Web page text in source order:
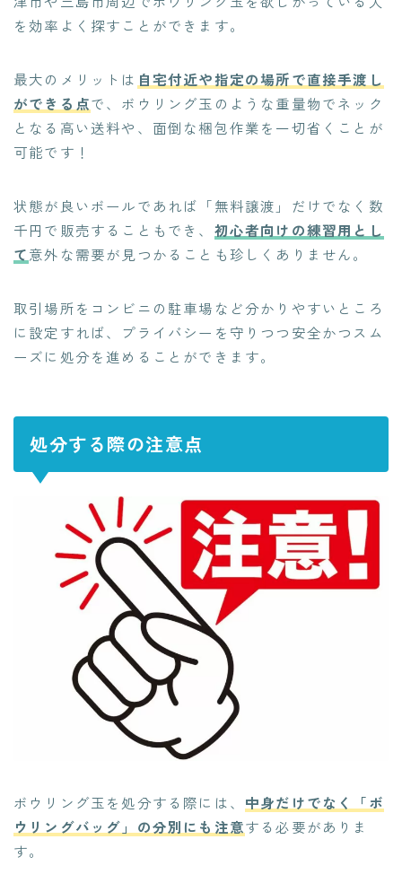
を効率よく探すことができます。
最大のメリットは 自宅付近や指定の場所で直接手渡し
ができる点で、ボウリング玉のような重量物でネック
となる高い送料や、面倒な梱包作業を一切省くことが
可能です！
状態が良いボールであれば「無料譲渡」だけでなく数
千円で販売することもでき、 初心者向けの練習用とし
て意外な需要が見つかることも珍しくありません。
取引場所をコンビニの駐車場など分かりやすいところ
に設定すれば、プライバシーを守りつつ安全かつスム
ーズに処分を進めることができます。
処分する際の注意点
ボウリング玉を処分する際には、 中身だけでなく「ボ
ウリングバッグ」の分別にも注意する必要がありま
す。